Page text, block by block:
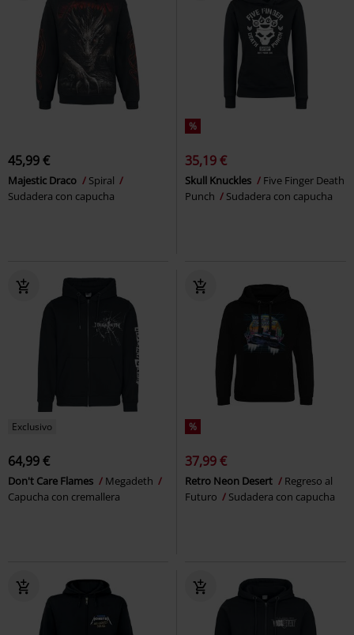
45,99 €
Majestic Draco
Spiral
Sudadera con capucha
%
35,19 €
Skull Knuckles
Five Finger Death
Punch
Sudadera con capucha
Exclusivo
64,99 €
Don't Care Flames
Megadeth
Capucha con cremallera
%
37,99 €
Retro Neon Desert
Regreso al
Futuro
Sudadera con capucha